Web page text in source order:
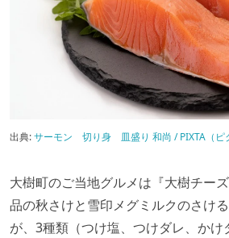
出典:サーモン 切り身 皿盛り 和尚 / PIXTA（ピ
大樹町のご当地グルメは『大樹チー
品の秋さけと雪印メグミルクのさけ
が、3種類（つけ塩、つけダレ、かけ